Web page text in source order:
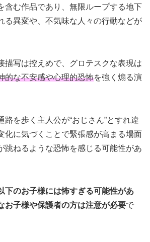
含む作品であり、無限ループする地下
る異変や、不気味な人々の行動などが
描写は控えめで、グロテスクな表現は
的な不安感や心理的恐怖を強く煽る演
路を歩く主人公が“おじさん”とすれ違
化に気づくことで緊張感が高まる場面
跳ねるような恐怖を感じる可能性があ
下のお子様には怖すぎる可能性があ
お子様や保護者の方は注意が必要で